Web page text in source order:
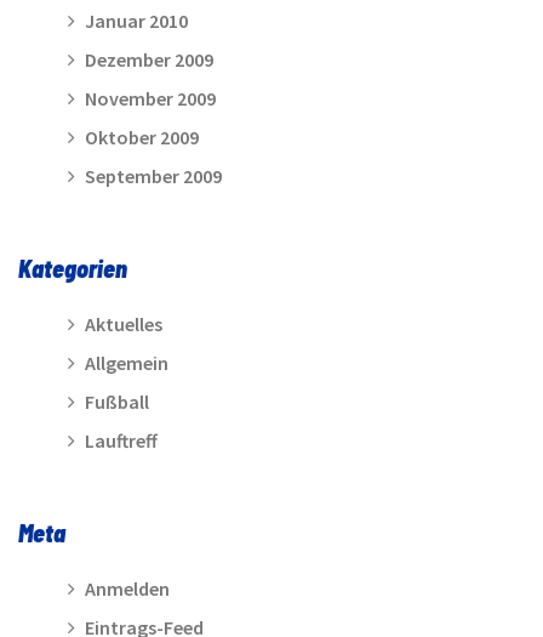
Januar 2010
Dezember 2009
November 2009
Oktober 2009
September 2009
Kategorien
Aktuelles
Allgemein
Fußball
Lauftreff
Meta
Anmelden
Eintrags-Feed